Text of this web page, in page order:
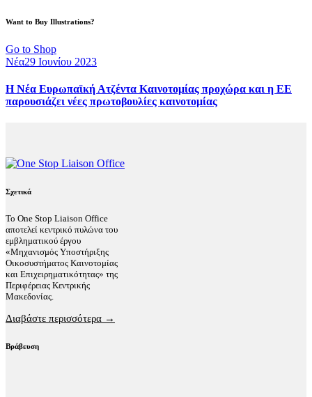
Want to Buy Illustrations?
Go to Shop
Νέα29 Ιουνίου 2023
Η Νέα Ευρωπαϊκή Ατζέντα Καινοτομίας προχώρα και η ΕΕ
παρουσιάζει νέες πρωτοβουλίες καινοτομίας
Σχετικά
Το One Stop Liaison Office
αποτελεί κεντρικό πυλώνα του
εμβληματικού έργου
«Μηχανισμός Υποστήριξης
Οικοσυστήματος Καινοτομίας
και Επιχειρηματικότητας» της
Περιφέρειας Κεντρικής
Μακεδονίας.
Διαβάστε περισσότερα →
Βράβευση